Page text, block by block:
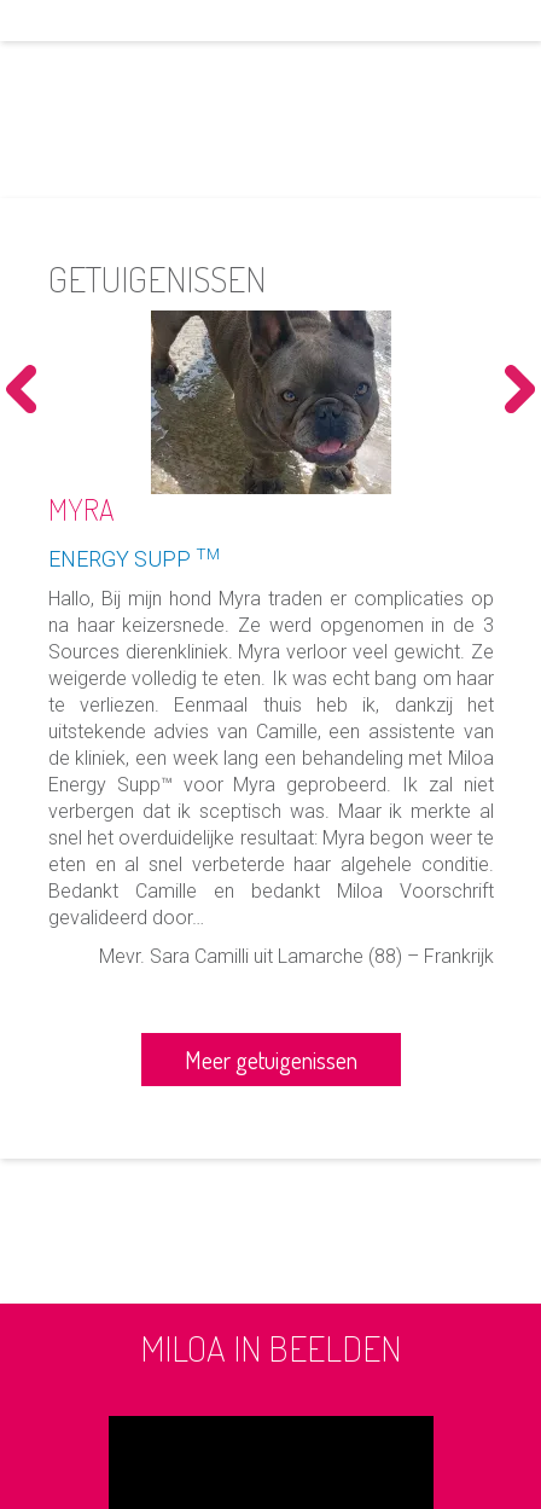
GETUIGENISSEN
er complicaties op
opgenomen in de 3
verloor veel gewicht. Ze
was echt bang om haar
heb ik, dankzij het
een assistente van
behandeling met Miloa
Ik zal niet
was. Maar ik merkte al
Myra begon weer te
haar algehele conditie.
Miloa Voorschrift
(88) – Frankrijk
Mijn hond Thor is een Duitse
Sinds 5 maanden krijgt hij
Ik heb een echte
opmerken: hij begon
vertonen bij het opstaan en
Supp™ geef, is hij veel
Bovendien neemt hij het
hij erop als op een snoepje. Ik
product
Mevr. Julia Sempéré uit
Meer getuigenissen
MILOA IN BEELDEN